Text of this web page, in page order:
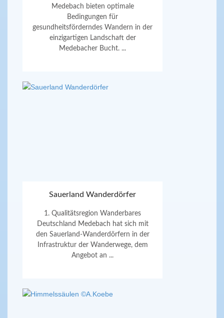
Medebach bieten optimale
Bedingungen für
gesundheitsförderndes Wandern in der
einzigartigen Landschaft der
Medebacher Bucht. ...
Sauerland Wanderdörfer
1. Qualitätsregion Wanderbares
Deutschland Medebach hat sich mit
den Sauerland-Wanderdörfern in der
Infrastruktur der Wanderwege, dem
Angebot an ...